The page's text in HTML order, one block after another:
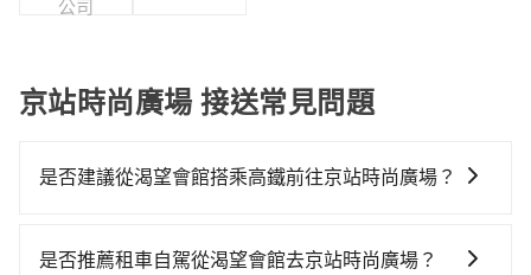
公司
京站時尚廣場 接送常見問題
是否建議從渴望會館搭乘高鐵前往京站時尚廣場？
較貴、費時、轉車麻煩！桃園-台北雖然一天最多時有74
是否推薦租車自駕從渴望會館去京站時尚廣場？